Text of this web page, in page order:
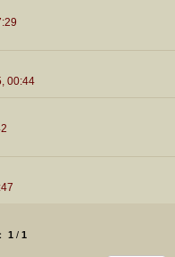
00:44
1 / 1